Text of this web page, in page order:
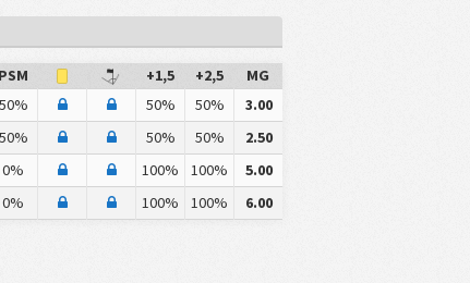
PSM +1,5 +2,5
MG
50% 50% 50%
3.00
50% 50% 50%
2.50
0% 100% 100%
5.00
0% 100% 100% 6.00